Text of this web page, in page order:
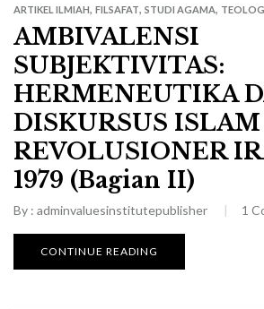
ARTIKEL ILMIAH, FILSAFAT, STUDI AGAMA,
AMBIVALENSI
SUBJEKTIVITAS:
HERMENEUTIKA
DISKURSUS ISLAM
REVOLUSIONER
1979 (Bagian II)
By : adminvaluesinstitutepublisher 1
CONTINUE READING